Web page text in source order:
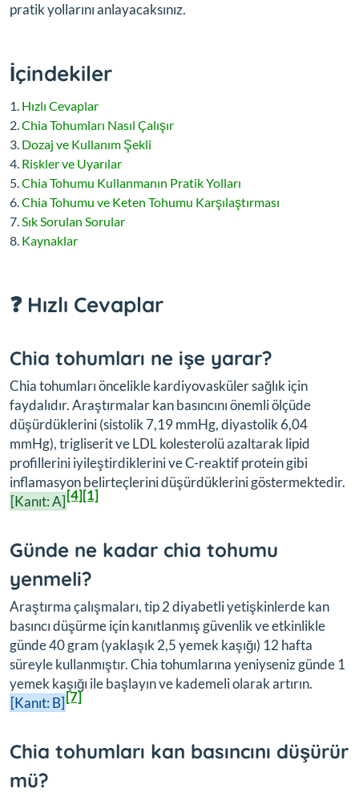
pratik yollarını anlayacaksınız.
İçindekiler
Hızlı Cevaplar
Chia Tohumları Nasıl Çalışır
Dozaj ve Kullanım Şekli
Riskler ve Uyarılar
Chia Tohumu Kullanmanın Pratik Yolları
Chia Tohumu ve Keten Tohumu Karşılaştırması
Sık Sorulan Sorular
Kaynaklar
❓ Hızlı Cevaplar
Chia tohumları ne işe yarar?
Chia tohumları öncelikle kardiyovasküler sağlık için
faydalıdır. Araştırmalar kan basıncını önemli ölçüde
düşürdüklerini (sistolik 7,19 mmHg, diyastolik 6,04
mmHg), trigliserit ve LDL kolesterolü azaltarak lipid
profillerini iyileştirdiklerini ve C-reaktif protein gibi
inflamasyon belirteçlerini düşürdüklerini göstermektedir.
[Kanıt: A][4][1]
Günde ne kadar chia tohumu
yenmeli?
Araştırma çalışmaları, tip 2 diyabetli yetişkinlerde kan
basıncı düşürme için kanıtlanmış güvenlik ve etkinlikle
günde 40 gram (yaklaşık 2,5 yemek kaşığı) 12 hafta
süreyle kullanmıştır. Chia tohumlarına yeniyseniz günde 1
yemek kaşığı ile başlayın ve kademeli olarak artırın.
[Kanıt: B][7]
Chia tohumları kan basıncını düşürür
mü?